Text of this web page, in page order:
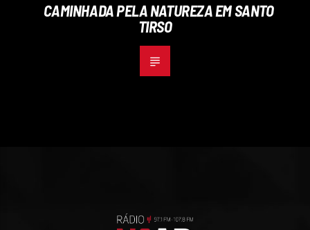
CAMINHADA PELA NATUREZA EM SANTO
TIRSO